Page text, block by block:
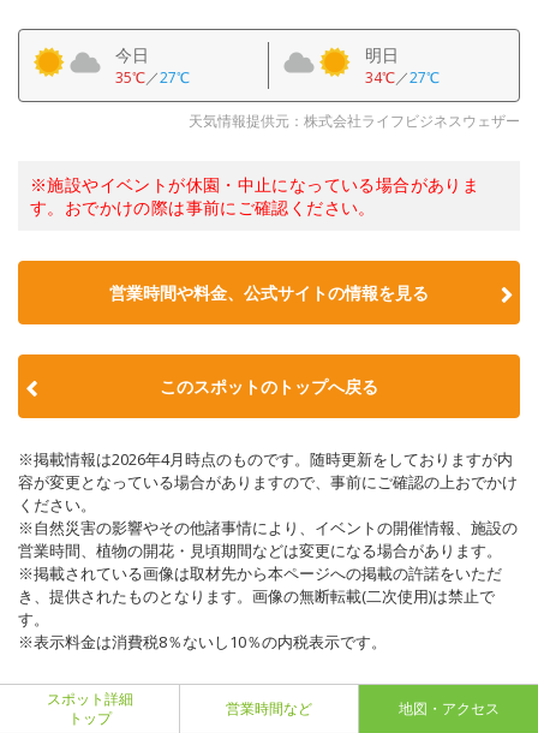
今日
35℃／27℃
明日
34℃／27℃
天気情報提供元：株式会社ライフビジネスウェザー
※施設やイベントが休園・中止になっている場合がありま
す。おでかけの際は事前にご確認ください。
営業時間や料金、公式サイトの情報を見る
このスポットのトップへ戻る
※掲載情報は2026年4月時点のものです。随時更新をしておりますが内
容が変更となっている場合がありますので、事前にご確認の上おでかけ
ください。
※自然災害の影響やその他諸事情により、イベントの開催情報、施設の
営業時間、植物の開花・見頃期間などは変更になる場合があります。
※掲載されている画像は取材先から本ページへの掲載の許諾をいただ
き、提供されたものとなります。画像の無断転載(二次使用)は禁止で
す。
※表示料金は消費税8％ないし10％の内税表示です。
スポット詳細
トップ
営業時間など 地図・アクセス